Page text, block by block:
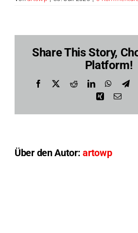
Share This Story,
Platform!
Facebook RedditLinkedIn
XingE-
Über den Autor:artowp